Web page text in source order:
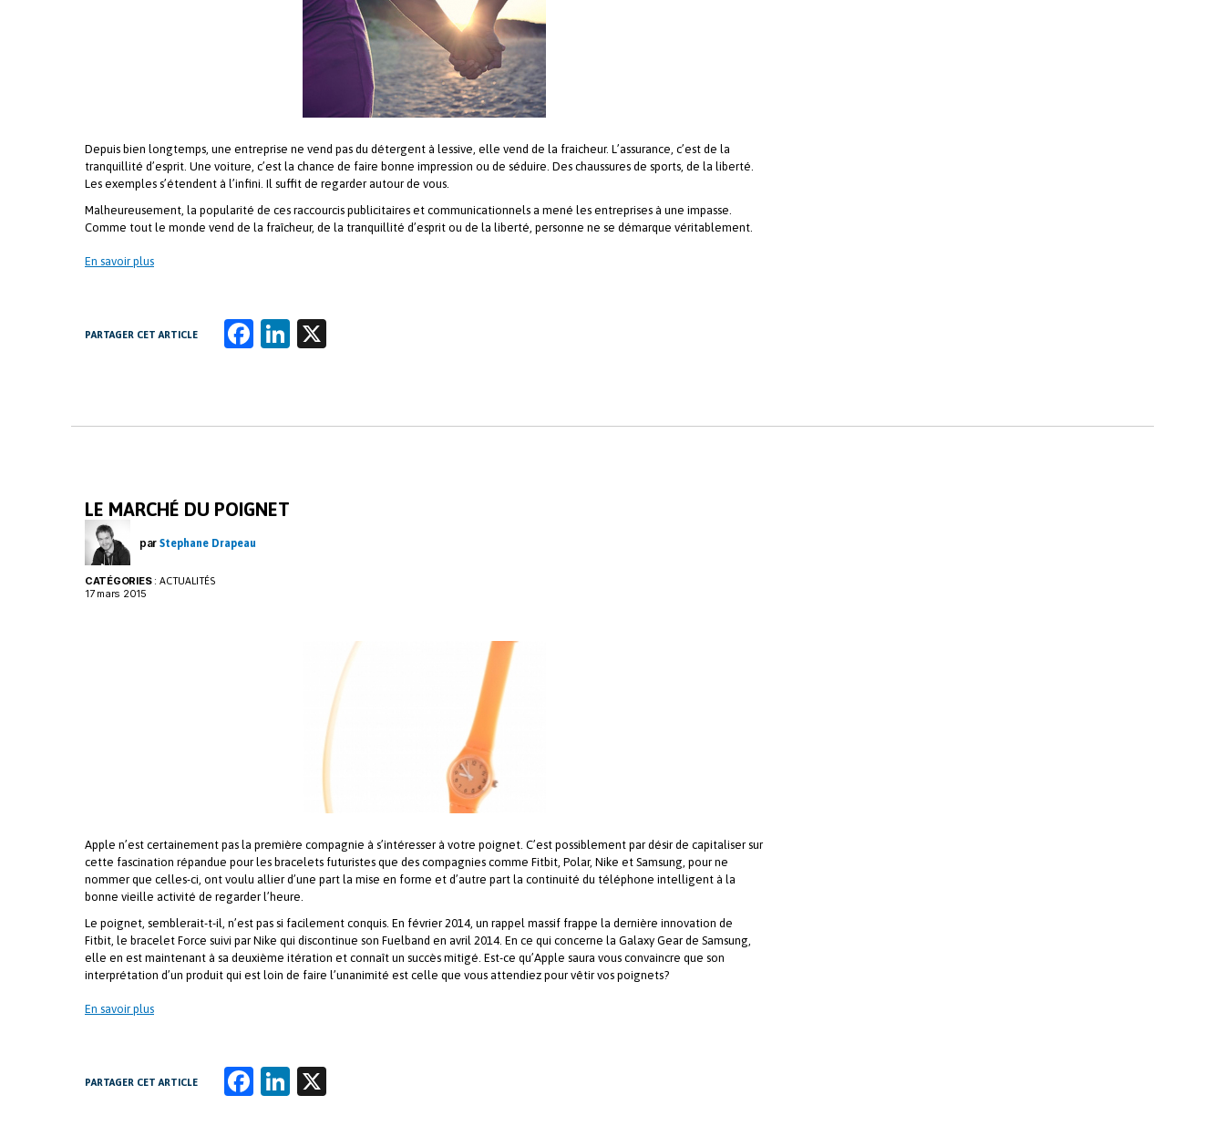
Depuis bien longtemps, une entreprise ne vend pas du détergent à lessive, elle vend de la fraicheur. L’assurance, c’est de la
tranquillité d’esprit. Une voiture, c’est la chance de faire bonne impression ou de séduire. Des chaussures de sports, de la liberté.
Les exemples s’étendent à l’infini. Il suffit de regarder autour de vous.
Malheureusement, la popularité de ces raccourcis publicitaires et communicationnels a mené les entreprises à une impasse.
Comme tout le monde vend de la fraîcheur, de la tranquillité d’esprit ou de la liberté, personne ne se démarque véritablement.
En savoir plus
PARTAGER CET ARTICLE
Fa
o
Li
e
LE MARCHÉ DU POIGNET
par Stephane Drapeau
CATÉGORIES: ACTUALITÉS
17 mars 2015
Apple n’est certainement pas la première compagnie à s’intéresser à votre poignet. C’est possiblement par désir de capitaliser sur
cette fascination répandue pour les bracelets futuristes que des compagnies comme Fitbit, Polar, Nike et Samsung, pour ne
nommer que celles-ci, ont voulu allier d’une part la mise en forme et d’autre part la continuité du téléphone intelligent à la
bonne vieille activité de regarder l’heure.
Le poignet, semblerait-t-il, n’est pas si facilement conquis. En février 2014, un rappel massif frappe la dernière innovation de
Fitbit, le bracelet Force suivi par Nike qui discontinue son Fuelband en avril 2014. En ce qui concerne la Galaxy Gear de Samsung,
elle en est maintenant à sa deuxième itération et connaît un succès mitigé. Est-ce qu’Apple saura vous convaincre que son
interprétation d’un produit qui est loin de faire l’unanimité est celle que vous attendiez pour vêtir vos poignets?
En savoir plus
PARTAGER CET ARTICLE
Fa Li